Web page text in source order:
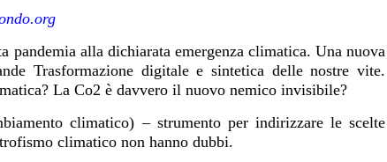
pandemia alla dichiarata emergenza climatica. Una nuova
Trasformazione digitale e sintetica delle nostre vite.
La Co2 è davvero il nuovo nemico invisibile?
climatico) – strumento per indirizzare le scelte
climatico non hanno dubbi.